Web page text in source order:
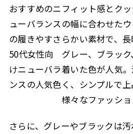
おすすめのニ
ューバランス
の履きやすさ
フィット感とク
の幅に合わせた
らかい素材で、
50代女性向
けニューバラ
ンスの人気色
グレー、ブラッ
着いた色が人気
く、シンプルで上
様々なファッショ
さらに、グレーやブラックは汚